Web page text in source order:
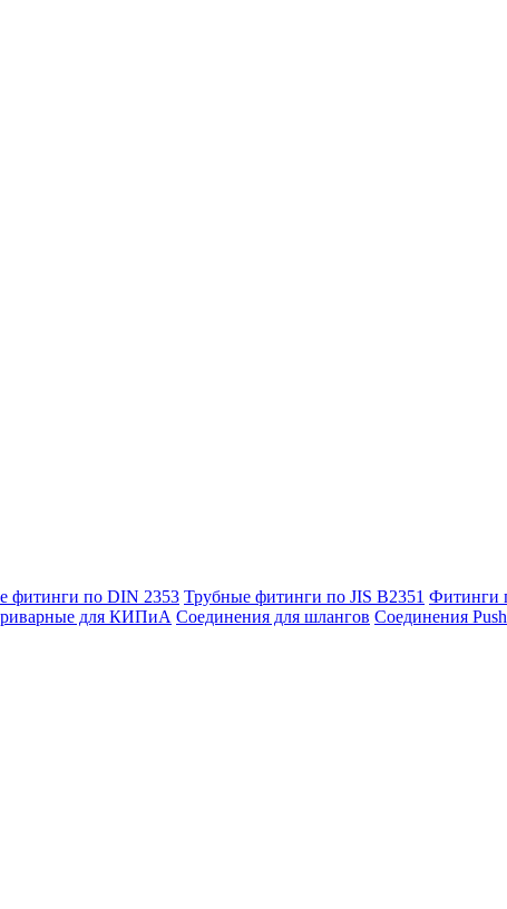
фитинги по DIN 2353 Трубные фитинги по JIS B2351 Фитинги
для КИПиА Соединения для шлангов Соединения